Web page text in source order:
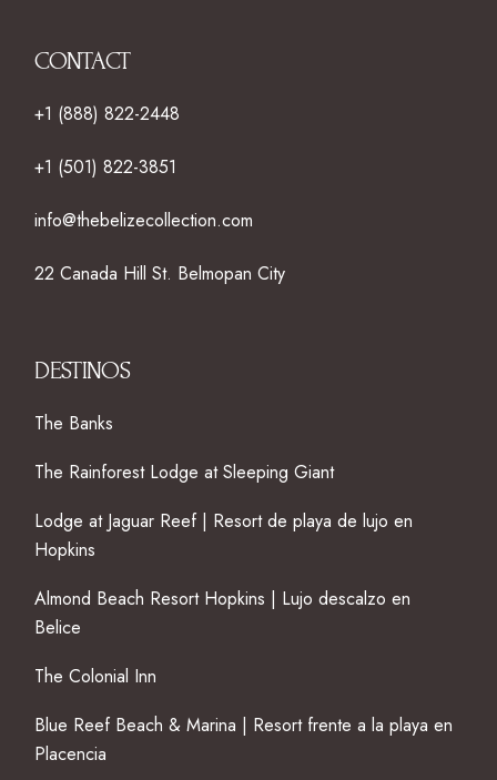
CONTACT
+1 (888) 822-2448
+1 (501) 822-3851
info@thebelizecollection.com
22 Canada Hill St. Belmopan City
DESTINOS
The Banks
The Rainforest Lodge at Sleeping Giant
Lodge at Jaguar Reef | Resort de playa de lujo en
Hopkins
Almond Beach Resort Hopkins | Lujo descalzo en
Belice
The Colonial Inn
Blue Reef Beach & Marina | Resort frente a la playa en
Placencia